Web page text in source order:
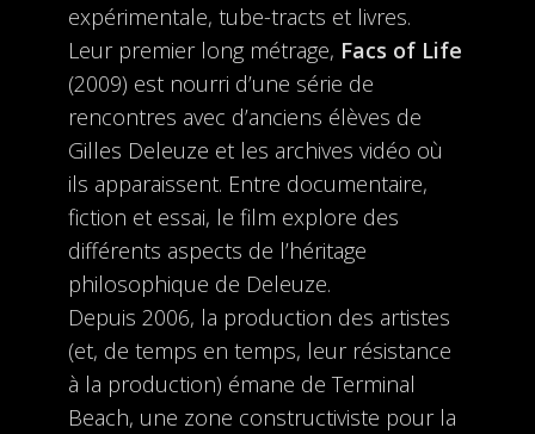
expérimentale, tube-tracts et livres.
Leur premier long métrage, Facs of Life
(2009) est nourri d’une série de
rencontres avec d’anciens élèves de
Gilles Deleuze et les archives vidéo où
ils apparaissent. Entre documentaire,
fiction et essai, le film explore des
différents aspects de l’héritage
philosophique de Deleuze.
Depuis 2006, la production des artistes
(et, de temps en temps, leur résistance
à la production) émane de Terminal
Beach, une zone constructiviste pour la